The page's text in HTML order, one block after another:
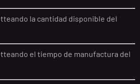
la cantidad disponible del
el tiempo de manufactura del